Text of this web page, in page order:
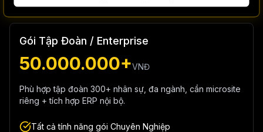
Gói Tập Đoàn / Enterprise
50.000.000+VNĐ
Phù hợp tập đoàn 300+ nhân sự, đa ngành, cần microsite
riêng + tích hợp ERP nội bộ.
Tất cả tính năng gói Chuyên Nghiệp